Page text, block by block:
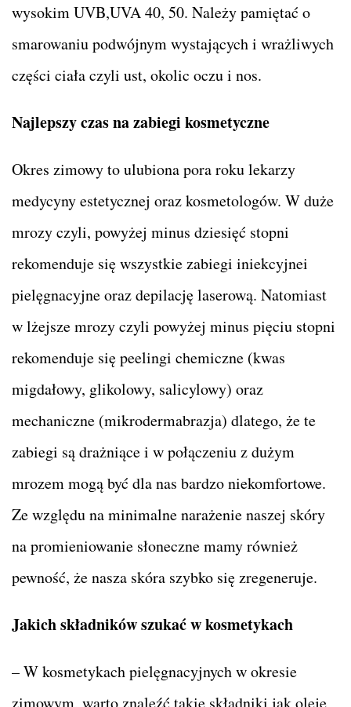
wysokim UVB,UVA 40, 50. Należy pamiętać o
smarowaniu podwójnym wystających i wrażliwych
części ciała czyli ust, okolic oczu i nos.
Najlepszy czas na zabiegi kosmetyczne
Okres zimowy to ulubiona pora roku lekarzy
medycyny estetycznej oraz kosmetologów. W duże
mrozy czyli, powyżej minus dziesięć stopni
rekomenduje się wszystkie zabiegi iniekcyjnei
pielęgnacyjne oraz depilację laserową. Natomiast
w lżejsze mrozy czyli powyżej minus pięciu stopni
rekomenduje się peelingi chemiczne (kwas
migdałowy, glikolowy, salicylowy) oraz
mechaniczne (mikrodermabrazja) dlatego, że te
zabiegi są drażniące i w połączeniu z dużym
mrozem mogą być dla nas bardzo niekomfortowe.
Ze względu na minimalne narażenie naszej skóry
na promieniowanie słoneczne mamy również
pewność, że nasza skóra szybko się zregeneruje.
Jakich składników szukać w kosmetykach
– W kosmetykach pielęgnacyjnych w okresie
zimowym, warto znaleźć takie składniki jak oleje